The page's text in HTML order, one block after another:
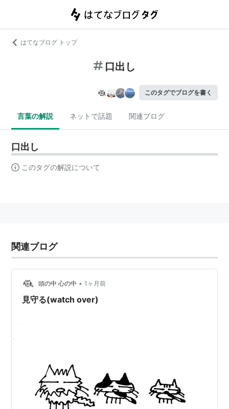
はてなブログ トップ
口出し
このタグでブログを書く
言葉の解説 ネットで話題 関連ブログ
口出し
このタグの解説について
関連ブログ
頭の中 心の中 • 1ヶ月前
見守る(watch over)